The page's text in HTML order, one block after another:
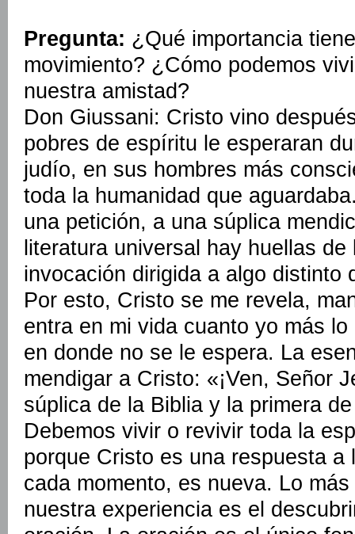
Pregunta: ¿Qué importancia
movimiento? ¿Cómo podemos
nuestra amistad?
Don Giussani: Cristo vino
pobres de espíritu le esperaran
judío, en sus hombres más
toda la humanidad que
una petición, a una súplica
literatura universal hay huellas
invocación dirigida a algo distinto
Por esto, Cristo se me revela,
entra en mi vida cuanto yo más
en donde no se le espera. La
mendigar a Cristo: «¡Ven, Señor
súplica de la Biblia y la primera
Debemos vivir o revivir toda la
porque Cristo es una respuesta
cada momento, es nueva. Lo
nuestra experiencia es el